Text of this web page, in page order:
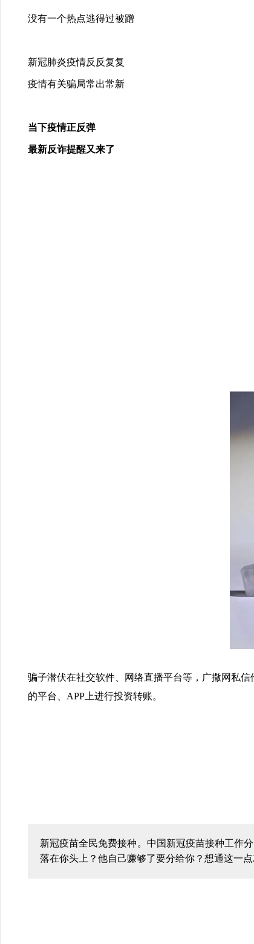
没有一个热点逃得过被蹭
新冠肺炎疫情反反复复
疫情有关骗局常出常新
当下疫情正反弹
最新反诈提醒又来了
骗子潜伏在社交软件、网络直播平台等，广撒网私
的平台、APP上进行投资转账。
新冠疫苗全民免费接种。中国新冠疫苗接种工作
落在你头上？他自己赚够了要分给你？想通这一点